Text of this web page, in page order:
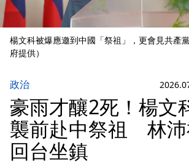
楊文科被爆應邀到中國「祭祖」，更會見共產
府提供）
政治
豪雨才釀2死！楊文
襲前赴中祭祖 林沛
回台坐鎮